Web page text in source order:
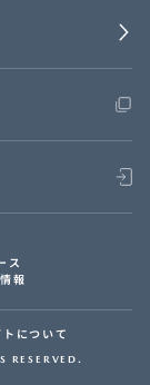
ス
報
トについて
RESERVED.